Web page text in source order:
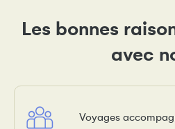
Les bonnes
avec
Voyages